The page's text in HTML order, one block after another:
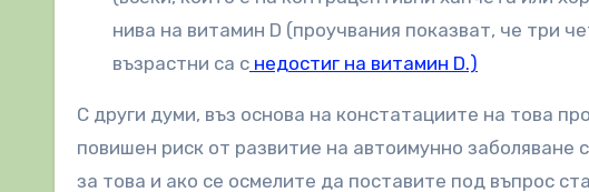
нива на витамин D (проучвания показват, че три
възрастни са с недостиг на витамин D.)
С други думи, въз основа на констатациите на това
повишен риск от развитие на автоимунно
за това и ако се осмелите да поставите под въпрос